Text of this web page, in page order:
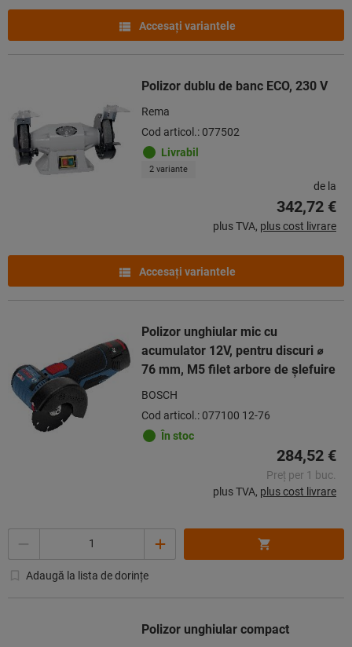
Accesaţi variantele
Polizor dublu de banc ECO, 230 V
Rema
Cod articol.: 077502
Livrabil
2 variante
de la
342,72 €
plus TVA, plus cost livrare
Accesaţi variantele
Polizor unghiular mic cu
acumulator 12V, pentru discuri ⌀
76 mm, M5 filet arbore de şlefuire
BOSCH
Cod articol.: 077100 12-76
În stoc
284,52 €
Preț per 1 buc.
plus TVA, plus cost livrare
Adaugă la lista de dorințe
Polizor unghiular compact